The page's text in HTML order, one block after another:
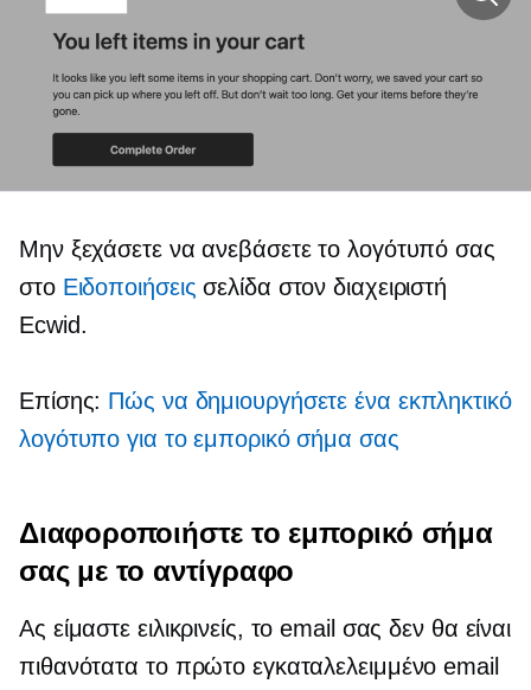
Μην ξεχάσετε να ανεβάσετε το λογότυπό σας
στο Ειδοποιήσεις σελίδα στον διαχειριστή
Ecwid.
Επίσης: Πώς να δημιουργήσετε ένα εκπληκτικό
λογότυπο για το εμπορικό σήμα σας
Διαφοροποιήστε το εμπορικό σήμα
σας με το αντίγραφο
Ας είμαστε ειλικρινείς, το email σας δεν θα είναι
πιθανότατα το πρώτο εγκαταλελειμμένο email